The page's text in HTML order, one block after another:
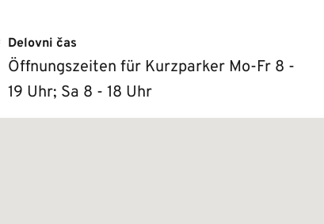
Delovni čas
Öffnungszeiten für Kurzparker Mo-Fr 8 -
19 Uhr; Sa 8 - 18 Uhr